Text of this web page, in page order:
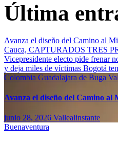
Última
Avanza el diseño del Camino al
Cauca, CAPTURADOS TRES
Vicepresidente electo pide frenar
y deja miles de víctimas Bogotá
Colombia Guadalajara de Buga
Avanza el diseño del Camino al
junio 28, 2026 Vallealinstante
Buenaventura